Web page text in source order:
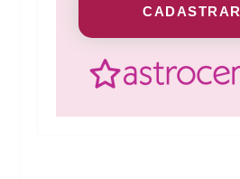
CADASTRAR